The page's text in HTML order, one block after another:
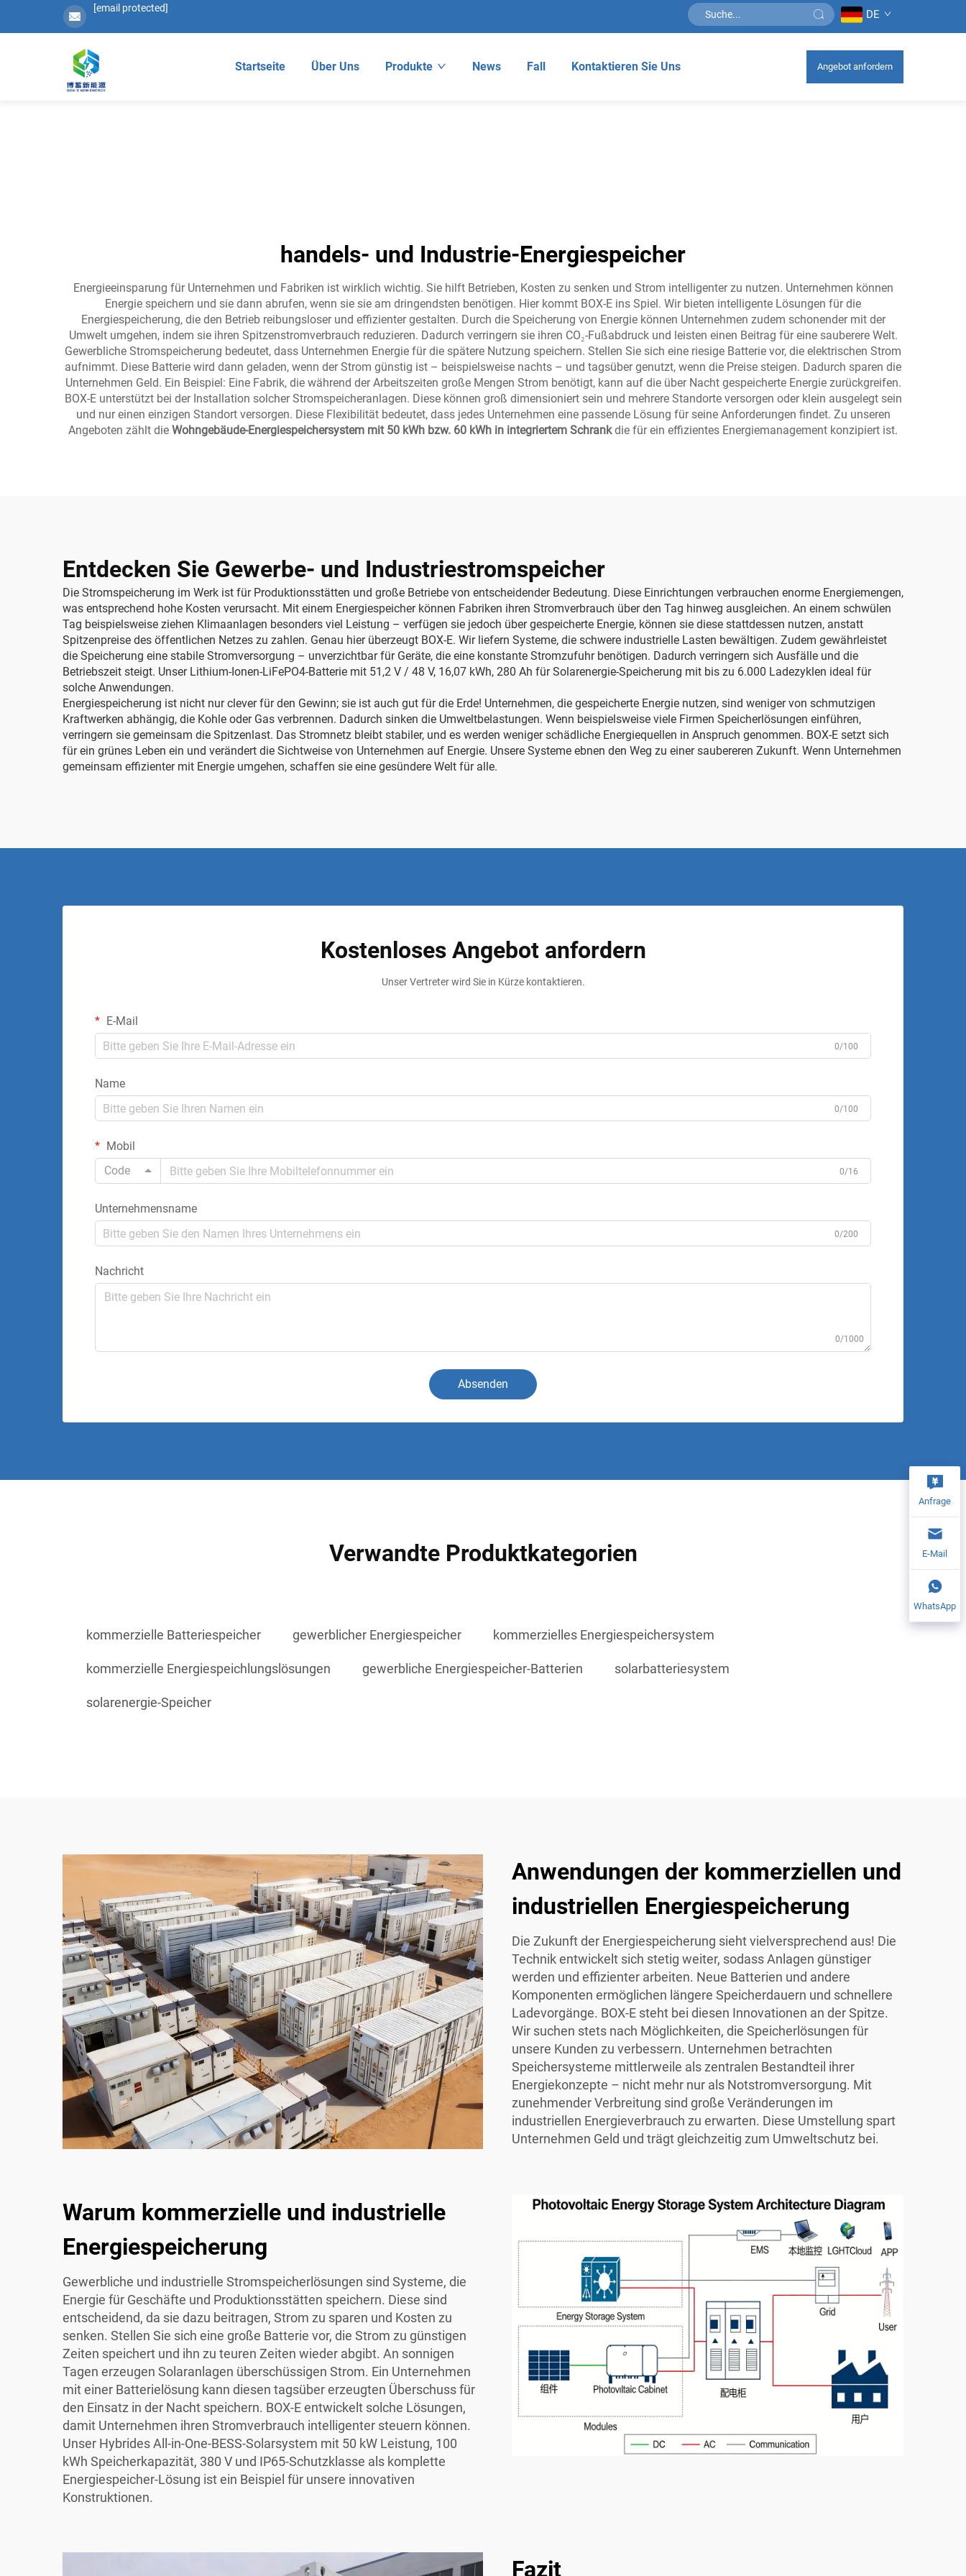
[email protected] DE
Startseite Über Uns Produkte News Fall Kontaktieren Sie Uns Angebot anfordern
handels- und Industrie-Energiespeicher
Energieeinsparung für Unternehmen und Fabriken ist wirklich wichtig. Sie hilft Betrieben, Kosten zu senken und Strom intelligenter zu nutzen. Unternehmen können
Energie speichern und sie dann abrufen, wenn sie sie am dringendsten benötigen. Hier kommt BOX-E ins Spiel. Wir bieten intelligente Lösungen für die
Energiespeicherung, die den Betrieb reibungsloser und effizienter gestalten. Durch die Speicherung von Energie können Unternehmen zudem schonender mit der
Umwelt umgehen, indem sie ihren Spitzenstromverbrauch reduzieren. Dadurch verringern sie ihren CO₂-Fußabdruck und leisten einen Beitrag für eine sauberere Welt.
Gewerbliche Stromspeicherung bedeutet, dass Unternehmen Energie für die spätere Nutzung speichern. Stellen Sie sich eine riesige Batterie vor, die elektrischen Strom
aufnimmt. Diese Batterie wird dann geladen, wenn der Strom günstig ist – beispielsweise nachts – und tagsüber genutzt, wenn die Preise steigen. Dadurch sparen die
Unternehmen Geld. Ein Beispiel: Eine Fabrik, die während der Arbeitszeiten große Mengen Strom benötigt, kann auf die über Nacht gespeicherte Energie zurückgreifen.
BOX-E unterstützt bei der Installation solcher Stromspeicheranlagen. Diese können groß dimensioniert sein und mehrere Standorte versorgen oder klein ausgelegt sein
und nur einen einzigen Standort versorgen. Diese Flexibilität bedeutet, dass jedes Unternehmen eine passende Lösung für seine Anforderungen findet. Zu unseren
Angeboten zählt die Wohngebäude-Energiespeichersystem mit 50 kWh bzw. 60 kWh in integriertem Schrankdie für ein effizientes Energiemanagement konzipiert ist.
Entdecken Sie Gewerbe- und Industriestromspeicher
Die Stromspeicherung im Werk ist für Produktionsstätten und große Betriebe von entscheidender Bedeutung. Diese Einrichtungen verbrauchen enorme Energiemengen,
was entsprechend hohe Kosten verursacht. Mit einem Energiespeicher können Fabriken ihren Stromverbrauch über den Tag hinweg ausgleichen. An einem schwülen
Tag beispielsweise ziehen Klimaanlagen besonders viel Leistung – verfügen sie jedoch über gespeicherte Energie, können sie diese stattdessen nutzen, anstatt
Spitzenpreise des öffentlichen Netzes zu zahlen. Genau hier überzeugt BOX-E. Wir liefern Systeme, die schwere industrielle Lasten bewältigen. Zudem gewährleistet
die Speicherung eine stabile Stromversorgung – unverzichtbar für Geräte, die eine konstante Stromzufuhr benötigen. Dadurch verringern sich Ausfälle und die
Betriebszeit steigt. Unser Lithium-Ionen-LiFePO4-Batterie mit 51,2 V / 48 V, 16,07 kWh, 280 Ah für Solarenergie-Speicherung mit bis zu 6.000 Ladezyklen ideal für
solche Anwendungen.
Energiespeicherung ist nicht nur clever für den Gewinn; sie ist auch gut für die Erde! Unternehmen, die gespeicherte Energie nutzen, sind weniger von schmutzigen
Kraftwerken abhängig, die Kohle oder Gas verbrennen. Dadurch sinken die Umweltbelastungen. Wenn beispielsweise viele Firmen Speicherlösungen einführen,
verringern sie gemeinsam die Spitzenlast. Das Stromnetz bleibt stabiler, und es werden weniger schädliche Energiequellen in Anspruch genommen. BOX-E setzt sich
für ein grünes Leben ein und verändert die Sichtweise von Unternehmen auf Energie. Unsere Systeme ebnen den Weg zu einer saubereren Zukunft. Wenn Unternehmen
gemeinsam effizienter mit Energie umgehen, schaffen sie eine gesündere Welt für alle.
Kostenloses Angebot anfordern
Unser Vertreter wird Sie in Kürze kontaktieren.
E-Mail
0/100
Name
0/100
Mobil
Code
0/16
Unternehmensname
0/200
Nachricht
0/1000
Absenden
Verwandte Produktkategorien
kommerzielle Batteriespeicher gewerblicher Energiespeicher kommerzielles Energiespeichersystem
kommerzielle Energiespeichlungslösungen gewerbliche Energiespeicher-Batterien solarbatteriesystem
solarenergie-Speicher
Anwendungen der kommerziellen und
industriellen Energiespeicherung
Die Zukunft der Energiespeicherung sieht vielversprechend aus! Die
Technik entwickelt sich stetig weiter, sodass Anlagen günstiger
werden und effizienter arbeiten. Neue Batterien und andere
Komponenten ermöglichen längere Speicherdauern und schnellere
Ladevorgänge. BOX-E steht bei diesen Innovationen an der Spitze.
Wir suchen stets nach Möglichkeiten, die Speicherlösungen für
unsere Kunden zu verbessern. Unternehmen betrachten
Speichersysteme mittlerweile als zentralen Bestandteil ihrer
Energiekonzepte – nicht mehr nur als Notstromversorgung. Mit
zunehmender Verbreitung sind große Veränderungen im
industriellen Energieverbrauch zu erwarten. Diese Umstellung spart
Unternehmen Geld und trägt gleichzeitig zum Umweltschutz bei.
Warum kommerzielle und industrielle
Energiespeicherung
Gewerbliche und industrielle Stromspeicherlösungen sind Systeme, die
Energie für Geschäfte und Produktionsstätten speichern. Diese sind
entscheidend, da sie dazu beitragen, Strom zu sparen und Kosten zu
senken. Stellen Sie sich eine große Batterie vor, die Strom zu günstigen
Zeiten speichert und ihn zu teuren Zeiten wieder abgibt. An sonnigen
Tagen erzeugen Solaranlagen überschüssigen Strom. Ein Unternehmen
mit einer Batterielösung kann diesen tagsüber erzeugten Überschuss für
den Einsatz in der Nacht speichern. BOX-E entwickelt solche Lösungen,
damit Unternehmen ihren Stromverbrauch intelligenter steuern können.
Unser Hybrides All-in-One-BESS-Solarsystem mit 50 kW Leistung, 100
kWh Speicherkapazität, 380 V und IP65-Schutzklasse als komplette
Energiespeicher-Lösung ist ein Beispiel für unsere innovativen
Konstruktionen.
Fazit
Anfrage
E-Mail
WhatsApp